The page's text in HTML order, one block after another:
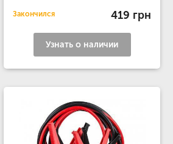
Закончился 419 грн
Узнать о наличии